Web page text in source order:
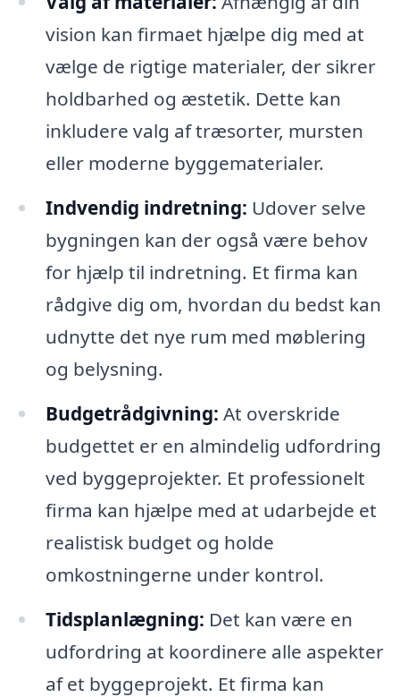
vision kan firmaet hjælpe dig med at
vælge de rigtige materialer, der sikrer
holdbarhed og æstetik. Dette kan
inkludere valg af træsorter, mursten
eller moderne byggematerialer.
Indvendig indretning: Udover selve
bygningen kan der også være behov
for hjælp til indretning. Et firma kan
rådgive dig om, hvordan du bedst kan
udnytte det nye rum med møblering
og belysning.
Budgetrådgivning: At overskride
budgettet er en almindelig udfordring
ved byggeprojekter. Et professionelt
firma kan hjælpe med at udarbejde et
realistisk budget og holde
omkostningerne under kontrol.
Tidsplanlægning: Det kan være en
udfordring at koordinere alle aspekter
af et byggeprojekt. Et firma kan